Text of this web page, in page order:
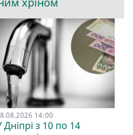
14:00
Дніпрі з 10 по 14